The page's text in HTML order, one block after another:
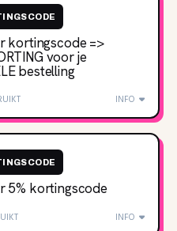
kortingscode =>
voor je
bestelling
INFO
5% kortingscode
INFO